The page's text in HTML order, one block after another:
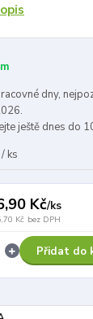
dny,
ještě dnes do
ks
Kč/ks
Kč bez DPH
Přidat do